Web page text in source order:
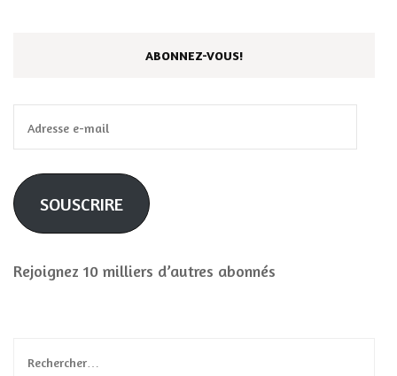
ABONNEZ-VOUS!
e-
mail
SOUSCRIRE
Rejoignez 10 milliers d’autres abonnés
Rechercher :